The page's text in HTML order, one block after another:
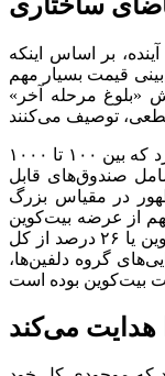
بر اساس اینکه
قیمت بسیار مهم
«بلوغ مرحله آخر»
این تحلیل به شدت بر گروه دلفین‌ها تمرکز دارد که بین ۱۰۰ تا ۱۰۰۰
صندوق‌های قابل
در مقیاس بزرگ
از عرضه بیت‌کوین
را در اختیار دارد که تقریبا ۵.۱۶ میلیون بیت‌کوین یا ۲۶ درصد از کل
گروه دلفین‌ها،
هدایت می‌کند